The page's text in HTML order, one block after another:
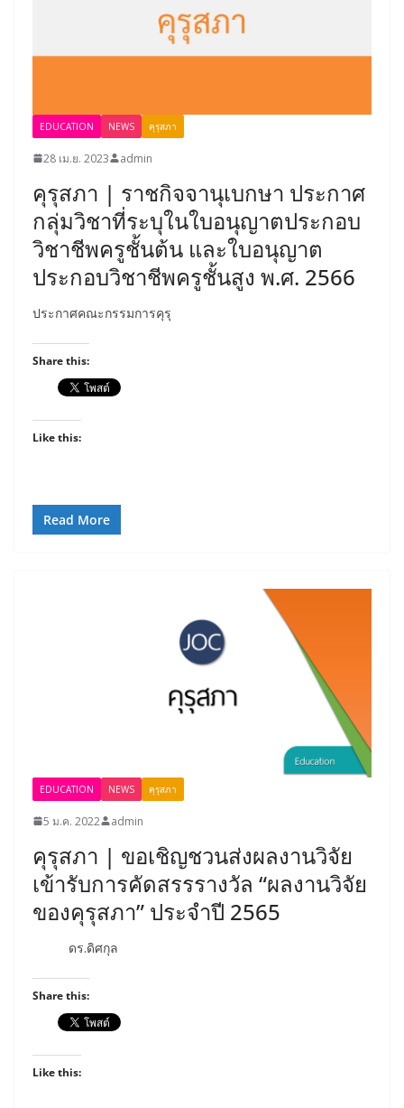
EDUCATION NEWS คุรุสภา
28 เม.ย. 2023 admin
คุรุสภา | ราชกิจจานุเบกษา ประกาศ
กลุ่มวิชาที่ระบุในใบอนุญาตประกอบ
วิชาชีพครูชั้นต้น และใบอนุญาต
ประกอบวิชาชีพครูชั้นสูง พ.ศ. 2566
ประกาศคณะกรรมการคุรุ
Share this:
Like this:
Read More
EDUCATION NEWS คุรุสภา
5 ม.ค. 2022 admin
คุรุสภา | ขอเชิญชวนส่งผลงานวิจัย
เข้ารับการคัดสรรรางวัล “ผลงานวิจัย
ของคุรุสภา” ประจำปี 2565
ดร.ดิศกุล
Share this:
Like this: